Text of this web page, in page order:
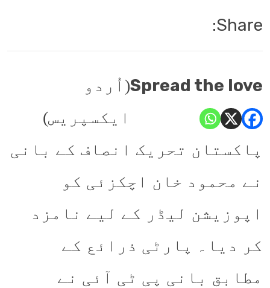
Share:
Spread the love(اُردو
ایکسپریس)
پاکستان تحریک انصاف کے بانی
نے محمود خان اچکزئی کو
اپوزیشن لیڈر کے لیے نامزد
کر دیا۔ پارٹی ذرائع کے
مطابق بانی پی ٹی آئی نے